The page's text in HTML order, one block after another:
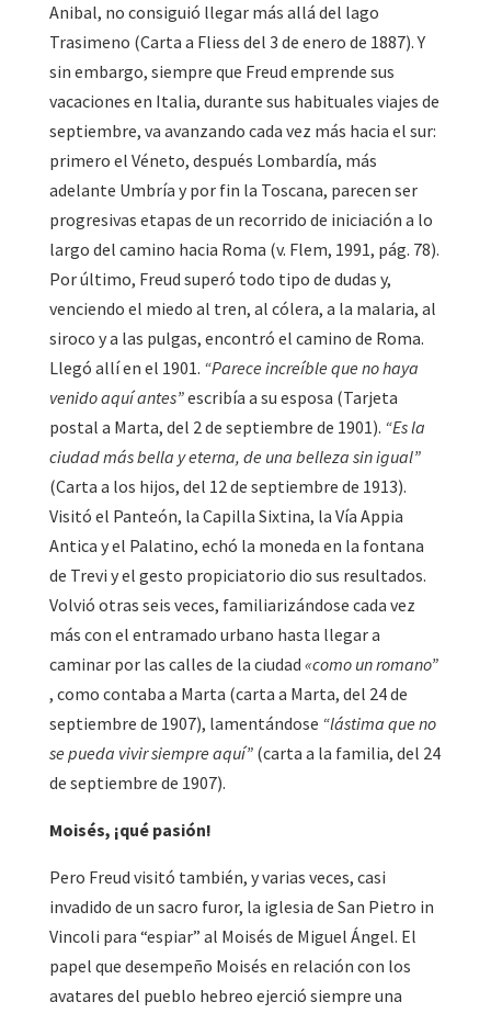
Anibal, no consiguió llegar más allá del lago
Trasimeno (Carta a Fliess del 3 de enero de 1887). Y
sin embargo, siempre que Freud emprende sus
vacaciones en Italia, durante sus habituales viajes de
septiembre, va avanzando cada vez más hacia el sur:
primero el Véneto, después Lombardía, más
adelante Umbría y por fin la Toscana, parecen ser
progresivas etapas de un recorrido de iniciación a lo
largo del camino hacia Roma (v. Flem, 1991, pág. 78).
Por último, Freud superó todo tipo de dudas y,
venciendo el miedo al tren, al cólera, a la malaria, al
siroco y a las pulgas, encontró el camino de Roma.
Llegó allí en el 1901. “Parece increíble que no haya
venido aquí antes”escribía a su esposa (Tarjeta
postal a Marta, del 2 de septiembre de 1901). “Es la
ciudad más bella y eterna, de una belleza sin igual”
(Carta a los hijos, del 12 de septiembre de 1913).
Visitó el Panteón, la Capilla Sixtina, la Vía Appia
Antica y el Palatino, echó la moneda en la fontana
de Trevi y el gesto propiciatorio dio sus resultados.
Volvió otras seis veces, familiarizándose cada vez
más con el entramado urbano hasta llegar a
caminar por las calles de la ciudad «como un romano”
, como contaba a Marta (carta a Marta, del 24 de
septiembre de 1907), lamentándose “lástima que no
se pueda vivir siempre aquí” (carta a la familia, del 24
de septiembre de 1907).
Moisés, ¡qué pasión!
Pero Freud visitó también, y varias veces, casi
invadido de un sacro furor, la iglesia de San Pietro in
Vincoli para “espiar” al Moisés de Miguel Ángel. El
papel que desempeño Moisés en relación con los
avatares del pueblo hebreo ejerció siempre una